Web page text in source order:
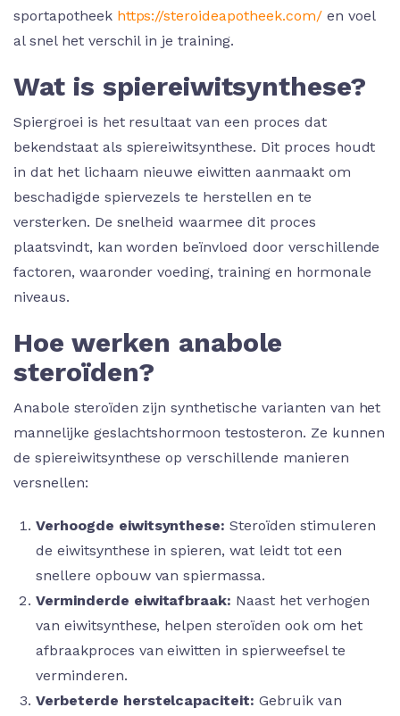
sportapotheek https://steroideapotheek.com/en voel
al snel het verschil in je training.
Wat is spiereiwitsynthese?
Spiergroei is het resultaat van een proces dat
bekendstaat als spiereiwitsynthese. Dit proces houdt
in dat het lichaam nieuwe eiwitten aanmaakt om
beschadigde spiervezels te herstellen en te
versterken. De snelheid waarmee dit proces
plaatsvindt, kan worden beïnvloed door verschillende
factoren, waaronder voeding, training en hormonale
niveaus.
Hoe werken anabole
steroïden?
Anabole steroïden zijn synthetische varianten van het
mannelijke geslachtshormoon testosteron. Ze kunnen
de spiereiwitsynthese op verschillende manieren
versnellen:
Verhoogde eiwitsynthese: Steroïden stimuleren
de eiwitsynthese in spieren, wat leidt tot een
snellere opbouw van spiermassa.
Verminderde eiwitafbraak: Naast het verhogen
van eiwitsynthese, helpen steroïden ook om het
afbraakproces van eiwitten in spierweefsel te
verminderen.
Verbeterde herstelcapaciteit: Gebruik van